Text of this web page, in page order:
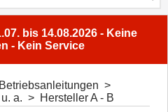
bis 14.08.2026 - Keine
- Kein Service
>
a. > Hersteller A - B